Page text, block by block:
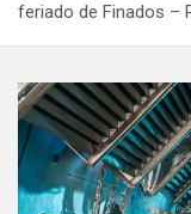
feriado de Finados –